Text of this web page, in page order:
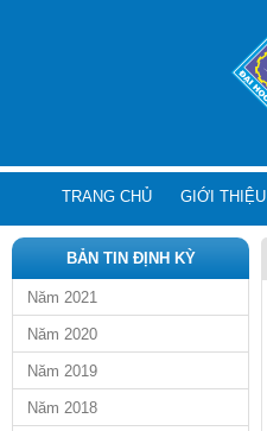
TRANG CHỦ GIỚI THIỆU
BẢN TIN ĐỊNH KỲ
Năm 2021
Năm 2020
Năm 2019
Năm 2018